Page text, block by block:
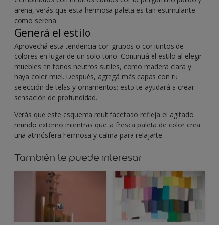
arena, verás que esta hermosa paleta es tan estimulante
como serena.
Generá el estilo
Aprovechá esta tendencia con grupos o conjuntos de
colores en lugar de un solo tono. Continuá el estilo al elegir
muebles en tonos neutros sutiles, como madera clara y
haya color miel. Después, agregá más capas con tu
selección de telas y ornamentos; esto te ayudará a crear
sensación de profundidad.
Verás que este esquema multifacetado refleja el agitado
mundo externo mientras que la fresca paleta de color crea
una atmósfera hermosa y calma para relajarte.
También te puede interesar